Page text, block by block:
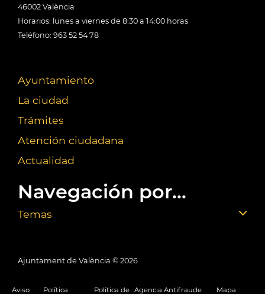
46002 València
Horarios: lunes a viernes de 8:30 a 14:00 horas
Teléfono: 963 52 54 78
Ayuntamiento
La ciudad
Trámites
Atención ciudadana
Actualidad
Navegación por...
Temas
Ajuntament de València © 2026
Aviso Política Política de Agencia Antifraude Mapa